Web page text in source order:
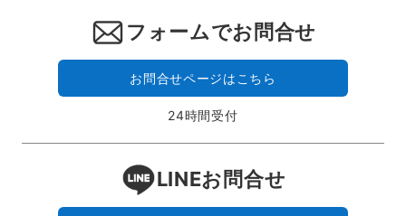
フォームでお問合せ
お問合せページはこちら
24時間受付
LINEお問合せ